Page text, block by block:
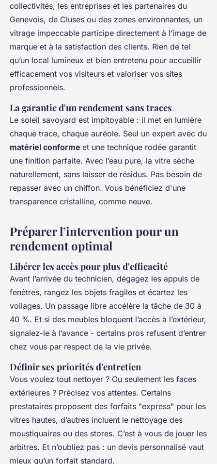
collectivités, les entreprises et les partenaires du
Genevois, de Cluses ou des zones environnantes, un
vitrage impeccable participe directement à l’image de
marque et à la satisfaction des clients. Rien de tel
qu’un local lumineux et bien entretenu pour accueillir
efficacement vos visiteurs et valoriser vos sites
professionnels.
La garantie d'un rendement sans traces
Le soleil savoyard est impitoyable : il met en lumière
chaque trace, chaque auréole. Seul un expert avec du
matériel conforme et une technique rodée garantit
une finition parfaite. Avec l’eau pure, la vitre sèche
naturellement, sans laisser de résidus. Pas besoin de
repasser avec un chiffon. Vous bénéficiez d'une
transparence cristalline, comme neuve.
Préparer l’intervention pour un
rendement optimal
Libérer les accès pour plus d'efficacité
Avant l’arrivée du technicien, dégagez les appuis de
fenêtres, rangez les objets fragiles et écartez les
voilages. Un passage libre accélère la tâche de 30 à
40 %. Et si des meubles bloquent l’accès à l’extérieur,
signalez-le à l’avance - certains pros refusent d’entrer
chez vous par respect de la vie privée.
Définir ses priorités d'entretien
Vous voulez tout nettoyer ? Ou seulement les faces
extérieures ? Précisez vos attentes. Certains
prestataires proposent des forfaits "express" pour les
vitres hautes, d’autres incluent le nettoyage des
moustiquaires ou des stores. C’est à vous de jouer les
arbitres. Et n’oubliez pas : un devis personnalisé vaut
mieux qu’un forfait standard.